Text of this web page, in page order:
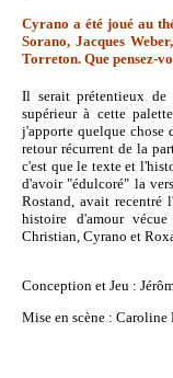
Cyrano a été joué au
Sorano, Jacques
Torreton. Que pensez-
Il serait prétentieux de
supérieur à cette
j'apporte quelque chose
retour récurrent de la
c'est que le texte et
d'avoir "édulcoré" la
Rostand, avait
histoire d'amour
Christian, Cyrano et
Conception et Jeu :
Mise en scène : Caroline